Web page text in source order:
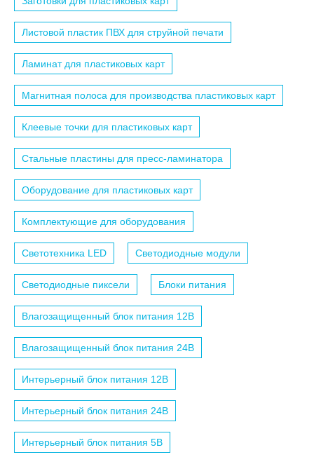
Листовой пластик ПВХ для струйной печати
Ламинат для пластиковых карт
Магнитная полоса для производства пластиковых карт
Клеевые точки для пластиковых карт
Стальные пластины для пресс-ламинатора
Оборудование для пластиковых карт
Комплектующие для оборудования
Светотехника LED Светодиодные модули
Светодиодные пиксели Блоки питания
Влагозащищенный блок питания 12B
Влагозащищенный блок питания 24B
Интерьерный блок питания 12B
Интерьерный блок питания 24B
Интерьерный блок питания 5B